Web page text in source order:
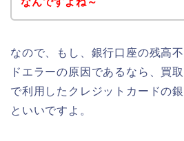
なので、もし、銀行口座の残高
ドエラーの原因であるなら、買
で利用したクレジットカードの
といいですよ。